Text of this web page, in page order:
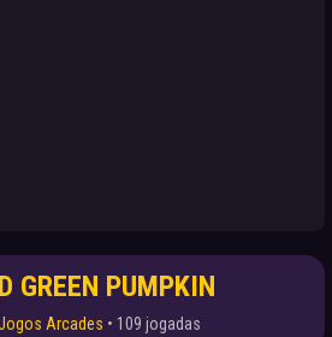
GREEN PUMPKIN
Arcades • 109 jogadas